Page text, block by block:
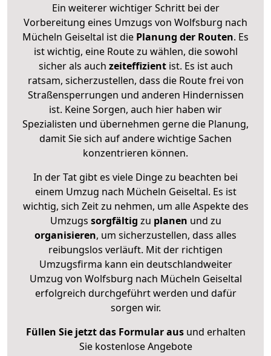
Ein weiterer wichtiger Schritt bei der
Vorbereitung eines Umzugs von Wolfsburg nach
Mücheln Geiseltal ist die Planung der Routen. Es
ist wichtig, eine Route zu wählen, die sowohl
sicher als auch zeiteffizientist. Es ist auch
ratsam, sicherzustellen, dass die Route frei von
Straßensperrungen und anderen Hindernissen
ist. Keine Sorgen, auch hier haben wir
Spezialisten und übernehmen gerne die Planung,
damit Sie sich auf andere wichtige Sachen
konzentrieren können.
In der Tat gibt es viele Dinge zu beachten bei
einem Umzug nach Mücheln Geiseltal. Es ist
wichtig, sich Zeit zu nehmen, um alle Aspekte des
Umzugs sorgfältig zu planen und zu
organisieren, um sicherzustellen, dass alles
reibungslos verläuft. Mit der richtigen
Umzugsfirma kann ein deutschlandweiter
Umzug von Wolfsburg nach Mücheln Geiseltal
erfolgreich durchgeführt werden und dafür
sorgen wir.
Füllen Sie jetzt das Formular ausund erhalten
Sie kostenlose Angebote